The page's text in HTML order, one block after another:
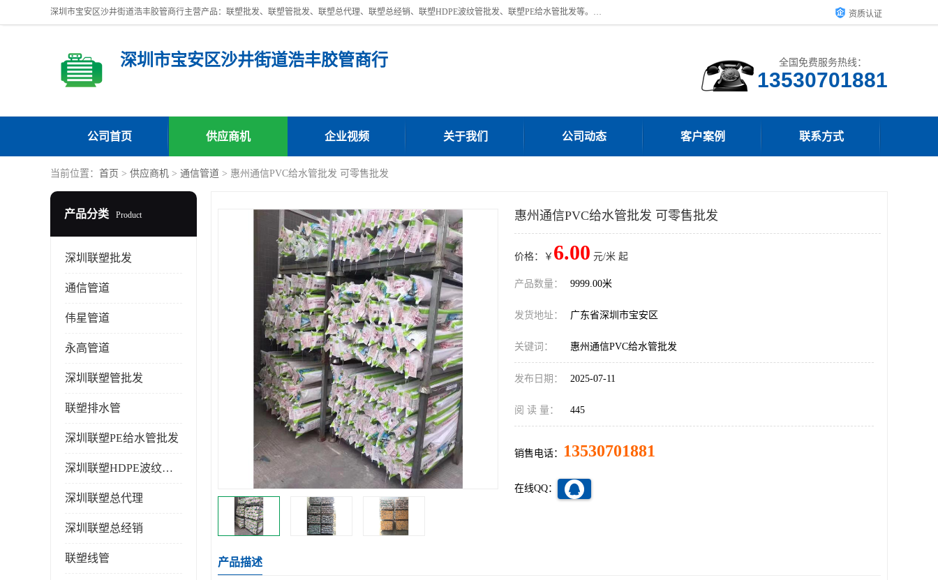
深圳市宝安区沙井街道浩丰胶管商行主营产品：联塑批发、联塑管批发、联塑总代理、联塑总经销、联塑HDPE波纹管批发、联塑PE给水管批发等。凭借服务以及多年的勤奋拼搏，发展成为一家销售各种管材管件，绝缘电工套管及配件等系列产品的贸易公司。公司秉承“顾客至上，锐意进取”的经营理念，坚持“客户至上”原则为广大客户提供的服务。欢迎惠顾！ 资质认证
深圳市宝安区沙井街道浩丰胶管商行 全国免费服务热线：
公司首页 供应商机 企业视频 关于我们 公司动态 客户案例 联系方式
当前位置： 首页 > 供应商机 > 通信管道 > 惠州通信PVC给水管批发 可零售批发
产品分类 Product
深圳联塑批发
通信管道
伟星管道
永高管道
深圳联塑管批发
联塑排水管
深圳联塑PE给水管批发
深圳联塑HDPE波纹管批发
深圳联塑总代理
深圳联塑总经销
联塑线管
惠州通信PVC给水管批发 可零售批发
价格：￥ 6.00 元/米 起
产品数量： 9999.00米
发货地址： 广东省深圳市宝安区
关键词： 惠州通信PVC给水管批发
发布日期： 2025-07-11
阅 读 量： 445
销售电话： 13530701881
在线QQ：
产品描述